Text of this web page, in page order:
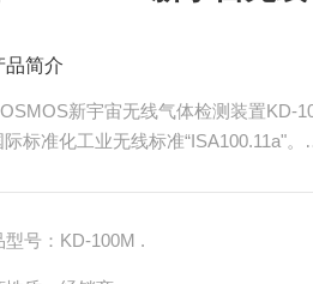
品简介
新宇宙无线气体检测装置KD-
标准化工业无线标准“ISA100.11a"。
型号：KD-100M .